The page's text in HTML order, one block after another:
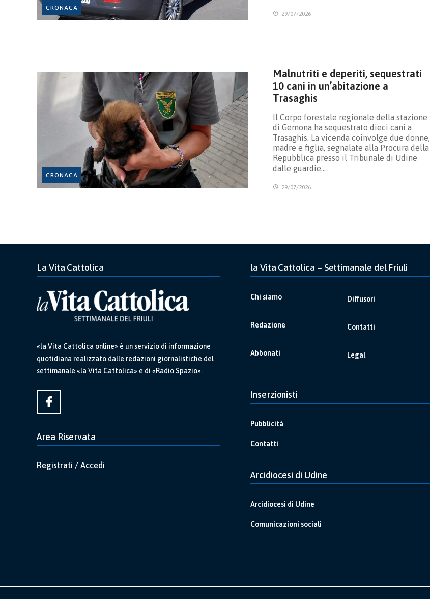
CRONACA
29/07/2026
CRONACA
Malnutriti e deperiti, sequestrati
10 cani in un’abitazione a
Trasaghis
Il Corpo forestale regionale della stazione
di Gemona ha sequestrato dieci cani a
Trasaghis. La vicenda coinvolge due donne,
madre e figlia, segnalate alla Procura della
Repubblica presso il Tribunale di Udine
dalle guardie…
29/07/2026
La Vita Cattolica
«la Vita Cattolica online» è un servizio di informazione
quotidiana realizzato dalle redazioni giornalistiche del
settimanale «la Vita Cattolica» e di «Radio Spazio».
Area Riservata
Registrati / Accedi
la Vita Cattolica – Settimanale del Friuli
Chi siamo
Redazione
Abbonati
Diffusori
Contatti
Legal
Inserzionisti
Pubblicità
Contatti
Arcidiocesi di Udine
Arcidiocesi di Udine
Comunicazioni sociali